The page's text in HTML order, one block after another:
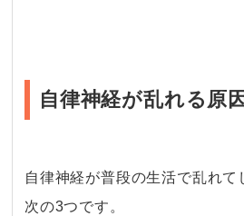
自律神経が乱れる原
自律神経が普段の生活で乱れて
次の3つです。